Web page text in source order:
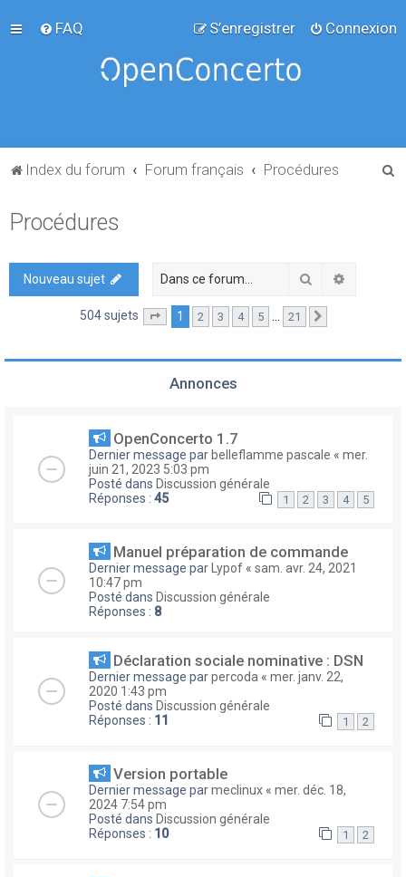
FAQ Connexion
S’enregistrer
Index du forum Forum français Procédures
Procédures
Nouveau sujet Rechercher
504 sujets Page sur21
1 2 3 4 5 … 21
Annonces
OpenConcerto 1.7
Dernier message par belleflamme pascale « mer.
juin 21, 2023 5:03 pm
Posté dans Discussion générale
Réponses : 45 1 2 3 4 5
Manuel préparation de commande
Dernier message par Lypof « sam. avr. 24, 2021
10:47 pm
Posté dans Discussion générale
Réponses : 8
Déclaration sociale nominative : DSN
Dernier message parpercoda « mer. janv. 22,
2020 1:43 pm
Posté dans Discussion générale
Réponses : 11 1 2
Version portable
Dernier message parmeclinux « mer. déc. 18,
2024 7:54 pm
Posté dans Discussion générale
Réponses : 10 1 2